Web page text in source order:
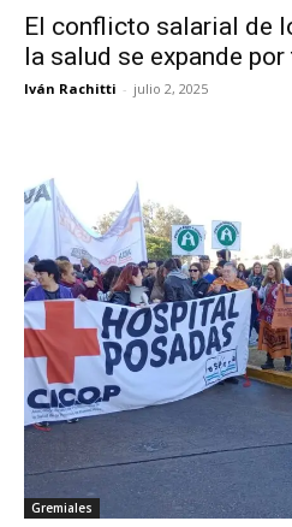
El conflicto salarial de
la salud se expande
Iván Rachitti - julio 2, 2025
Gremiales